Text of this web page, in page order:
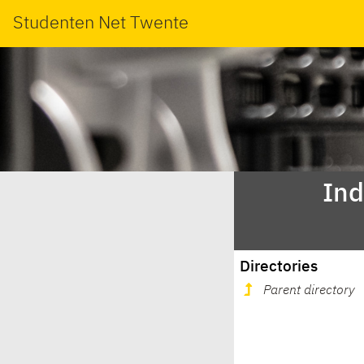
Studenten Net Twente
Directories
Parent directory